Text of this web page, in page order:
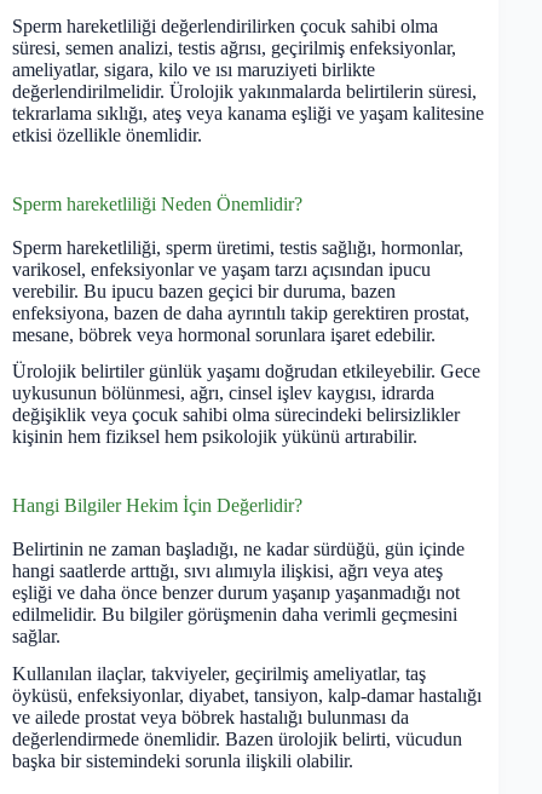
Sperm hareketliliği değerlendirilirken çocuk sahibi olma
süresi, semen analizi, testis ağrısı, geçirilmiş enfeksiyonlar,
ameliyatlar, sigara, kilo ve ısı maruziyeti birlikte
değerlendirilmelidir. Ürolojik yakınmalarda belirtilerin süresi,
tekrarlama sıklığı, ateş veya kanama eşliği ve yaşam kalitesine
etkisi özellikle önemlidir.
Sperm hareketliliği Neden Önemlidir?
Sperm hareketliliği, sperm üretimi, testis sağlığı, hormonlar,
varikosel, enfeksiyonlar ve yaşam tarzı açısından ipucu
verebilir. Bu ipucu bazen geçici bir duruma, bazen
enfeksiyona, bazen de daha ayrıntılı takip gerektiren prostat,
mesane, böbrek veya hormonal sorunlara işaret edebilir.
Ürolojik belirtiler günlük yaşamı doğrudan etkileyebilir. Gece
uykusunun bölünmesi, ağrı, cinsel işlev kaygısı, idrarda
değişiklik veya çocuk sahibi olma sürecindeki belirsizlikler
kişinin hem fiziksel hem psikolojik yükünü artırabilir.
Hangi Bilgiler Hekim İçin Değerlidir?
Belirtinin ne zaman başladığı, ne kadar sürdüğü, gün içinde
hangi saatlerde arttığı, sıvı alımıyla ilişkisi, ağrı veya ateş
eşliği ve daha önce benzer durum yaşanıp yaşanmadığı not
edilmelidir. Bu bilgiler görüşmenin daha verimli geçmesini
sağlar.
Kullanılan ilaçlar, takviyeler, geçirilmiş ameliyatlar, taş
öyküsü, enfeksiyonlar, diyabet, tansiyon, kalp-damar hastalığı
ve ailede prostat veya böbrek hastalığı bulunması da
değerlendirmede önemlidir. Bazen ürolojik belirti, vücudun
başka bir sistemindeki sorunla ilişkili olabilir.